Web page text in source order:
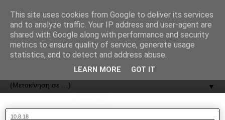
ΟΔΟΣ
▼
10.8.18
This site uses cookies from Google to deliver its services
and to analyze traffic. Your IP address and user-agent are
shared with Google along with performance and security
metrics to ensure quality of service, generate usage
statistics, and to detect and address abuse.
LEARN MORE GOT IT